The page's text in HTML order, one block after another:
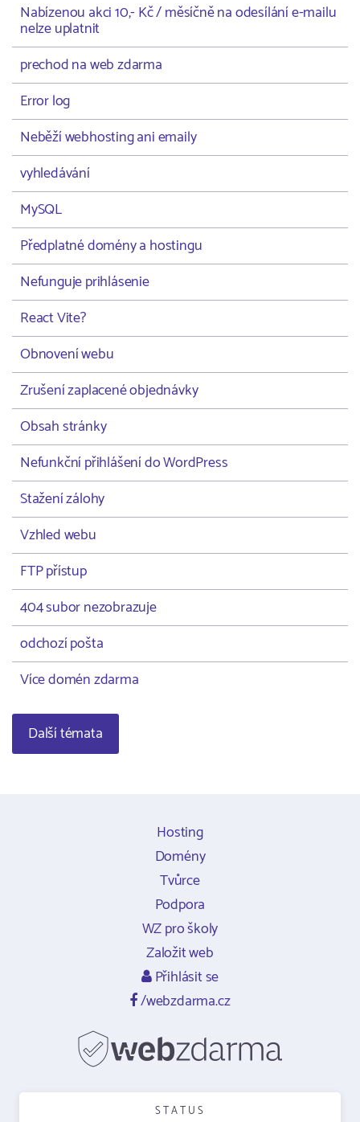
Nabízenou akci 10,- Kč / měsíčně na odesílání e-mailu
nelze uplatnit
prechod na web zdarma
Error log
Neběží webhosting ani emaily
vyhledávání
MySQL
Předplatné domény a hostingu
Nefunguje prihlásenie
React Vite?
Obnovení webu
Zrušení zaplacené objednávky
Obsah stránky
Nefunkční přihlášení do WordPress
Stažení zálohy
Vzhled webu
FTP přístup
404 subor nezobrazuje
odchozí pošta
Více domén zdarma
Další témata
Hosting
Domény
Tvůrce
Podpora
WZ pro školy
Založit web
Přihlásit se
/webzdarma.cz
STATUS